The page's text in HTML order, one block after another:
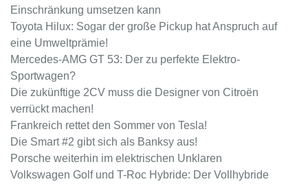
Einschränkung umsetzen kann
Toyota Hilux: Sogar der große Pickup hat Anspruch auf
eine Umweltprämie!
Mercedes-AMG GT 53: Der zu perfekte Elektro-
Sportwagen?
Die zukünftige 2CV muss die Designer von Citroën
verrückt machen!
Frankreich rettet den Sommer von Tesla!
Die Smart #2 gibt sich als Banksy aus!
Porsche weiterhin im elektrischen Unklaren
Volkswagen Golf und T-Roc Hybride: Der Vollhybride